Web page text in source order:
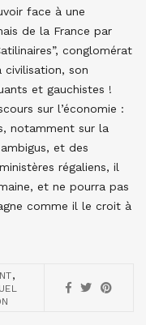
face à une
de la France par
conglomérat
son
et gauchistes !
sur l’économie :
notamment sur la
et des
régaliens, il
et ne pourra pas
comme il le croit à
,